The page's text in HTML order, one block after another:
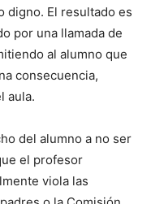
digno. El resultado es
por una llamada de
al alumno que
consecuencia,
aula.
del alumno a no ser
el profesor
viola las